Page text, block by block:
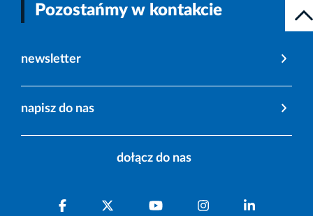
Pozostańmy w kontakcie
newsletter
napisz do nas
dołącz do nas